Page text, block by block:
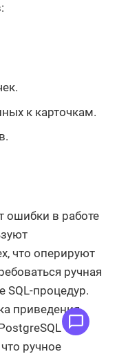
к карточкам.
ошибки в работе
что оперируют
ручная
SQL-процедур.
приведения
ручное